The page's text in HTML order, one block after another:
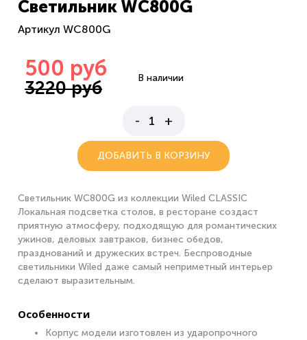
Светильник WC800G
Артикул WC800G
500 руб
3220 руб В наличии
- +
ДОБАВИТЬ В КОРЗИНУ
Светильник WC800G из коллекции Wiled CLASSIC
Локальная подсветка столов, в ресторане создаст
приятную атмосферу, подходящую для романтических
ужинов, деловых завтраков, бизнес обедов,
празднований и дружеских встреч. Беспроводные
светильники Wiled даже самый неприметный интерьер
сделают выразительным.
Особенности
Корпус модели изготовлен из ударопрочного